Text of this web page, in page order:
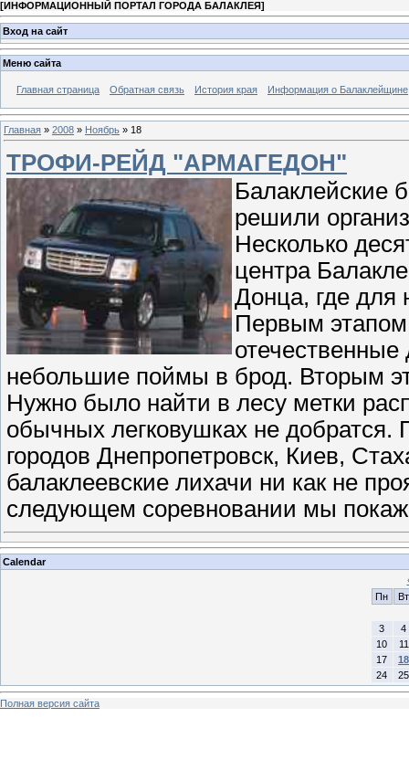
[ИНФОРМАЦИОННЫЙ ПОРТАЛ ГОРОДА БАЛАКЛЕЯ]
Вход на сайт
Меню сайта
Главная страница Обратная связь История края Информация о Балаклейщине
Главная » 2008 » Ноябрь » 18
ТРОФИ-РЕЙД "АРМАГЕДОН"
Балаклейские
решили
Несколько
центра
Донца, где для
Первым
небольшие поймы в брод. Вторым
Нужно было найти в лесу метки
обычных легковушках не
городов Днепропетровск, Киев,
балаклеевские лихачи ни как не
следующем соревновании мы
Calendar
Пн
Вт
3
4
10
11
17
18
24
25
Полная версия сайта